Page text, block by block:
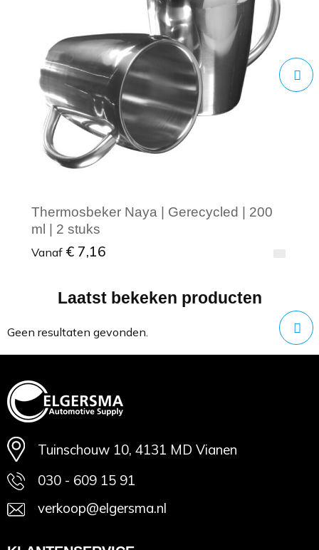
Thermosbeker Naya | Gerecycled | 200
ml | 2 stuks
Vanaf € 7,16
Minimale afname: 1
Laatst bekeken producten
Geen resultaten gevonden.
Tuinschouw 10, 4131 MD Vianen
030 - 609 15 91
verkoop@elgersma.nl